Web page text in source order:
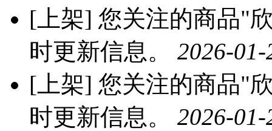
[上架] 您关注的商品"
时更新信息。 2026-
[上架] 您关注的商品"
时更新信息。 2026-